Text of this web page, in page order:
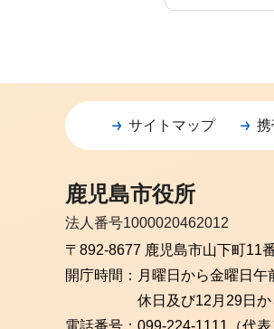
サイトマップ 携
鹿児島市役所
法人番号1000020462012
〒892-8677 鹿児島市山下町11
開庁時間： 月曜日から金曜日 午
休日及び12月29日